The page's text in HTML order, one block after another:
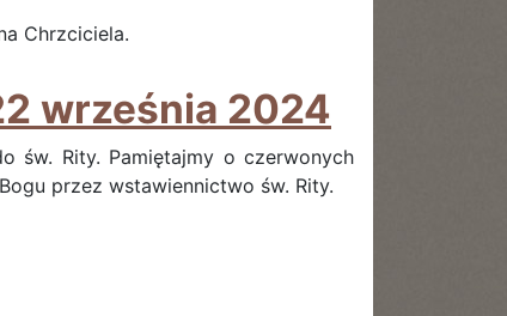
Chrzciciela.
września 2024
św. Rity. Pamiętajmy o czerwonych
przez wstawiennictwo św. Rity.